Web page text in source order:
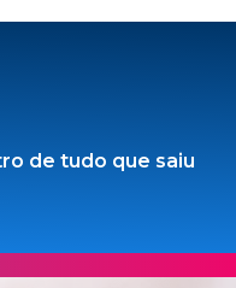
de tudo que saiu